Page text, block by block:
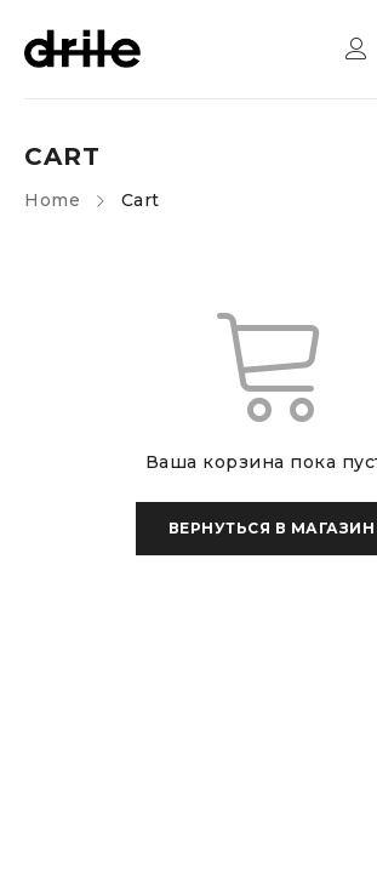
Home Cart
CART
Ваша корзина пока
ВЕРНУТЬСЯ В МАГАЗИН